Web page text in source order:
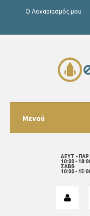
Ο Λογαριασμός μου
Μενού
ΔΕΥΤ - ΠΑΡ
10:00 -
ΣΑΒΒ
10:00 -